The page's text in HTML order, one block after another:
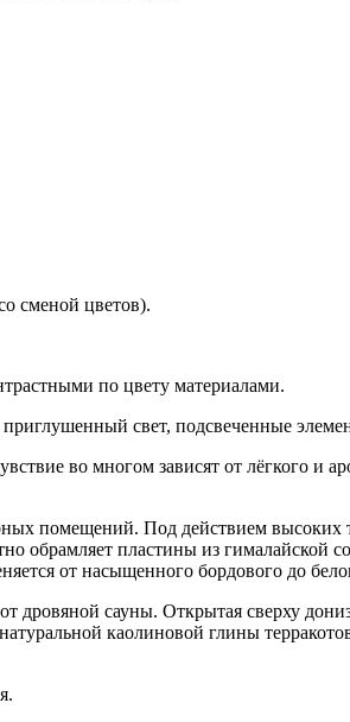
сменой цветов).
по цвету материалами.
свет, подсвеченные
во многом зависят от лёгкого и
помещений. Под действием высоких
обрамляет пластины из гималайской
от насыщенного бордового до
дровяной сауны. Открытая сверху
каолиновой глины